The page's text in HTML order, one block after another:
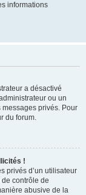
informations
a désactivé
ou un
privés. Pour
du forum.
!
privés d’un utilisateur
contrôle de
abusive de la